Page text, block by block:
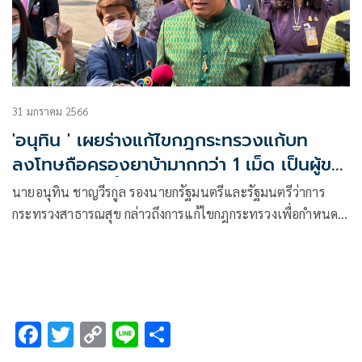
31 มกราคม 2566
'อนุทิน ' เผยร่างแก้ไขกฎกระทรวงแก้บท
ลงโทษถือครองยาบ้ามากกว่า 1 เม็ด เป็นผู้ขาย
ไม่เข้าครม.วันนี้
นายอนุทิน ชาญวีรกูล รองนายกรัฐมนตรีและรัฐมนตรีว่าการ
กระทรวงสาธารณสุข กล่าวถึงการแก้ไขกฎกระทรวงเพื่อกำหนด
F T C Li